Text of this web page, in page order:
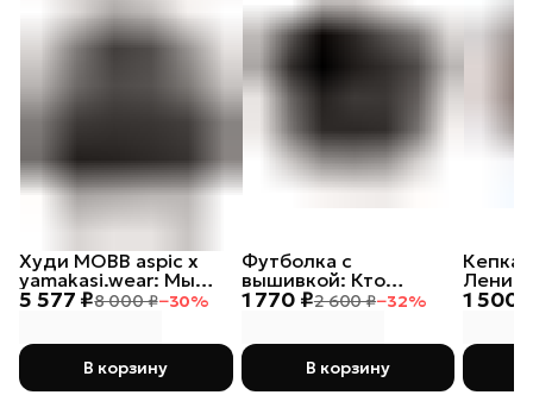
5 577 ₽8 000 ₽−30%
Худи MOBB aspic х
yamakasi.wear: Мы
русские, с нами Бог
В корзину
1 770 ₽2 600 ₽−32%
Футболка с
вышивкой: Кто
посеет зло в сердце
В корзину
1 500
Кепка